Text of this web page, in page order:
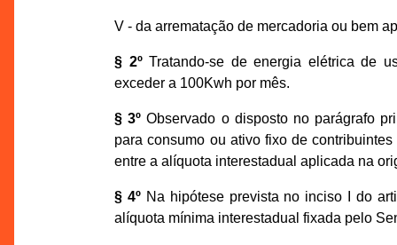
V - da arrematação de mercadoria ou bem
§ 2ºTratando-se de energia elétrica de
exceder a 100Kwh por mês.
§ 3º Observado o disposto no parágrafo
para consumo ou ativo fixo de
entre a alíquota interestadual aplicada na
§ 4º Na hipótese prevista no inciso I do
alíquota mínima interestadual fixada pelo